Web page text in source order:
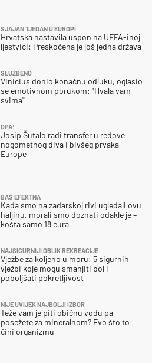
SJAJAN TJEDAN U EUROPI
Hrvatska nastavila uspon na UEFA-inoj
ljestvici: Preskočena je još jedna država
SLUŽBENO
Vinicius donio konačnu odluku, oglasio
se emotivnom porukom: "Hvala vam
svima"
OPA!
Josip Šutalo radi transfer u redove
nogometnog diva i bivšeg prvaka
Europe
BAŠ EFEKTNA
Kada smo na zadarskoj rivi ugledali ovu
haljinu, morali smo doznati odakle je –
košta samo 18 eura
NAJSIGURNIJI OBLIK REKREACIJE
Vježbe za koljeno u moru: 5 sigurnih
vježbi koje mogu smanjiti bol i
poboljšati pokretljivost
NIJE UVIJEK NAJBOLJI IZBOR
Teže vam je piti običnu vodu pa
posežete za mineralnom? Evo što to
čini organizmu